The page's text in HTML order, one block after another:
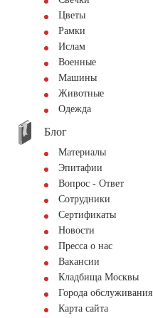
Цветы
Рамки
Ислам
Военные
Машины
Животные
Одежда
Блог
Материалы
Эпитафии
Вопрос - Ответ
Сотрудники
Сертификаты
Новости
Пресса о нас
Вакансии
Кладбища Москвы
Города обслуживания
Карта сайта